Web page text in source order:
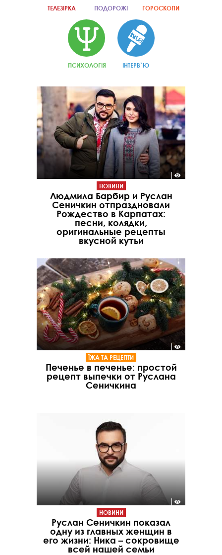
ТЕЛЕЗІРКА ПОДОРОЖІ ГОРОСКОПИ
ПСИХОЛОГІЯ ІНТЕРВ`Ю
НОВИНИ
Людмила Барбир и Руслан
Сеничкин отпраздновали
Рождество в Карпатах:
песни, колядки,
оригинальные рецепты
вкусной кутьи
ЇЖА ТА РЕЦЕПТИ
Печенье в печенье: простой
рецепт выпечки от Руслана
Сеничкина
НОВИНИ
Руслан Сеничкин показал
одну из главных женщин в
его жизни: Ника – сокровище
всей нашей семьи